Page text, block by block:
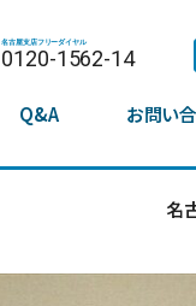
名古屋支店フリーダイヤル
0120-1562-14
Q&A お問い
名